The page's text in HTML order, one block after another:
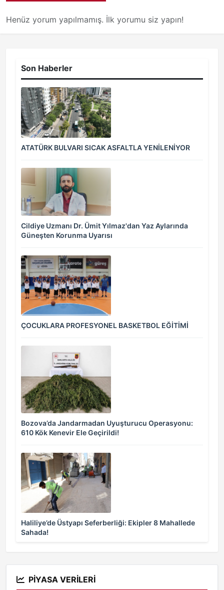
Henüz yorum yapılmamış. İlk yorumu siz yapın!
Son Haberler
ATATÜRK BULVARI SICAK ASFALTLA YENİLENİYOR
Cildiye Uzmanı Dr. Ümit Yılmaz'dan Yaz Aylarında
Güneşten Korunma Uyarısı
ÇOCUKLARA PROFESYONEL BASKETBOL EĞİTİMİ
Bozova’da Jandarmadan Uyuşturucu Operasyonu:
610 Kök Kenevir Ele Geçirildi!
Haliliye’de Üstyapı Seferberliği: Ekipler 8 Mahallede
Sahada!
PIYASA VERILERI